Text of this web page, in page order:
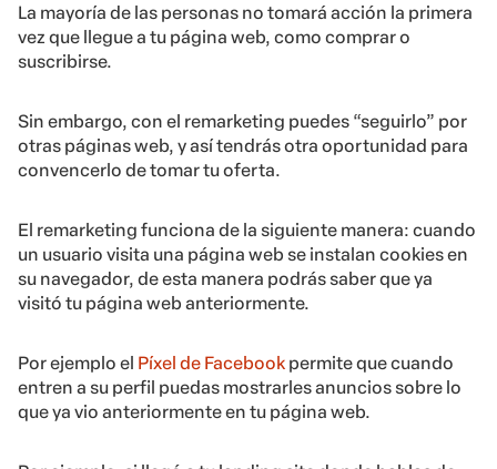
La mayoría de las personas no tomará acción la primera
vez que llegue a tu página web, como comprar o
suscribirse.
Sin embargo, con el remarketing puedes “seguirlo” por
otras páginas web, y así tendrás otra oportunidad para
convencerlo de tomar tu oferta.
El remarketing funciona de la siguiente manera: cuando
un usuario visita una página web se instalan cookies en
su navegador, de esta manera podrás saber que ya
visitó tu página web anteriormente.
Por ejemplo el Píxel de Facebook permite que cuando
entren a su perfil puedas mostrarles anuncios sobre lo
que ya vio anteriormente en tu página web.